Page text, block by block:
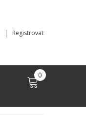
Registrovat
0